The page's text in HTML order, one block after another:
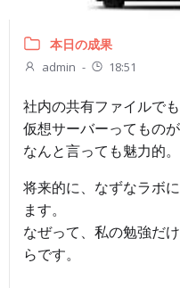
本日の成果
admin - 18:51
社内の共有ファイルで
仮想サーバーってものが
なんと言っても魅力的。
将来的に、なずなラボ
ます。
なぜって、私の勉強だ
らです。